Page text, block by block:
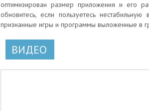
оптимизирован размер приложения и его
обновитесь, если пользуетесь
признанные игры и программы выложенные в
ВИДЕО